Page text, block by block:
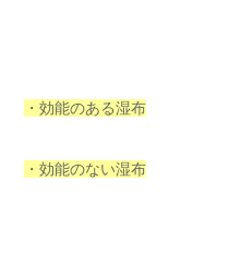
・効能のある湿布
・効能のない湿布